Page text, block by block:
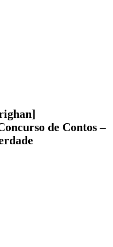
de Contos –